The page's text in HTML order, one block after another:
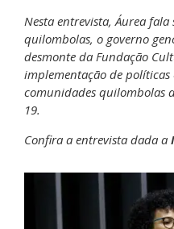
Nesta entrevista, Áurea
quilombolas, o governo
desmonte da Fundação
implementação de políticas
comunidades quilombolas
19.
Confira a entrevista dada a